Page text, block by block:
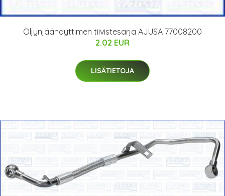
Öljynjäähdyttimen tiivistesarja AJUSA 77008200
2.02 EUR
LISÄTIETOJA